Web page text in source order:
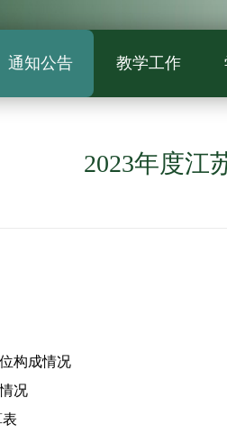
通知公告 教学工作
2023年度江
构成情况
况